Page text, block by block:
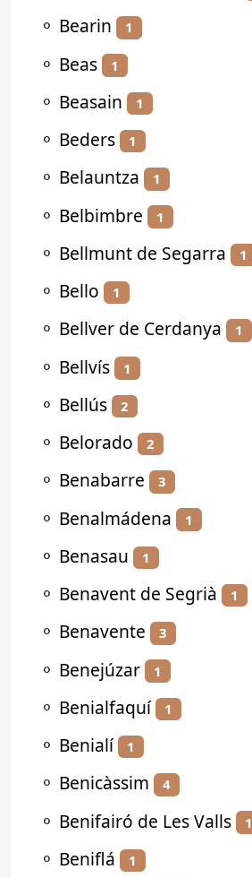
⚬ Bearin 1
⚬ Beas 1
⚬ Beasain 1
⚬ Beders 1
⚬ Belauntza 1
⚬ Belbimbre 1
⚬ Bellmunt de Segarra 1
⚬ Bello 1
⚬ Bellver de Cerdanya 1
⚬ Bellvís 1
⚬ Bellús 2
⚬ Belorado 2
⚬ Benabarre 3
⚬ Benalmádena 1
⚬ Benasau 1
⚬ Benavent de Segrià 1
⚬ Benavente 3
⚬ Benejúzar 1
⚬ Benialfaquí 1
⚬ Benialí 1
⚬ Benicàssim 4
⚬ Benifairó de Les Valls 1
⚬ Beniflá 1